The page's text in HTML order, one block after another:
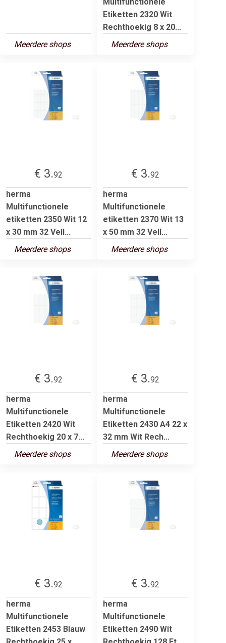
Meerdere shops
Etiketten 2320 Wit
Rechthoekig 8 x 20...
Meerdere shops
€ 3.92
herma
Multifunctionele
etiketten 2350 Wit 12
x 30 mm 32 Vell...
Meerdere shops
€ 3.92
herma
Multifunctionele
etiketten 2370 Wit 13
x 50 mm 32 Vell...
Meerdere shops
€ 3.92
herma
Multifunctionele
Etiketten 2420 Wit
Rechthoekig 20 x 7...
Meerdere shops
€ 3.92
herma
Multifunctionele
Etiketten 2430 A4 22 x
32 mm Wit Rech...
Meerdere shops
€ 3.92
herma
Multifunctionele
Etiketten 2453 Blauw
€ 3.92
herma
Multifunctionele
Etiketten 2490 Wit